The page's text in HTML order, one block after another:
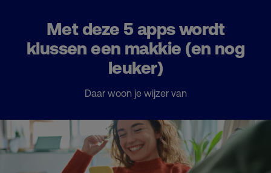
Met deze 5 apps wordt
klussen een makkie (en nog
leuker)
Daar woon je wijzer van